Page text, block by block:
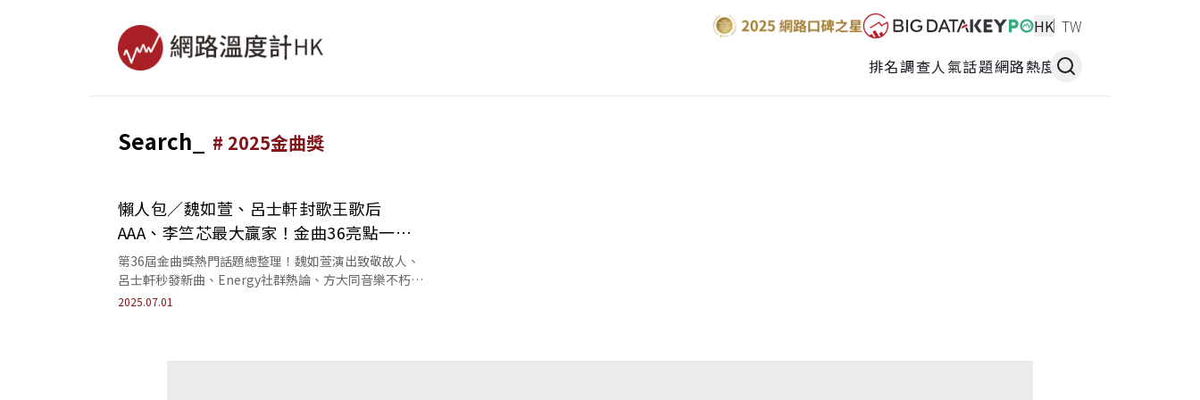
HK TW
排名調查人氣話題網路熱度
Search_ # 2025金曲獎
懶人包／魏如萱、呂士軒封歌王歌后
AAA、李竺芯最大贏家！金曲36亮點一次
看
第36屆金曲獎熱門話題總整理！魏如萱演出致敬故人、
呂士軒秒發新曲、Energy社群熱論、方大同音樂不朽、
AAA與李竺芯成最大贏家，看完整金曲獎名單！
2025.07.01